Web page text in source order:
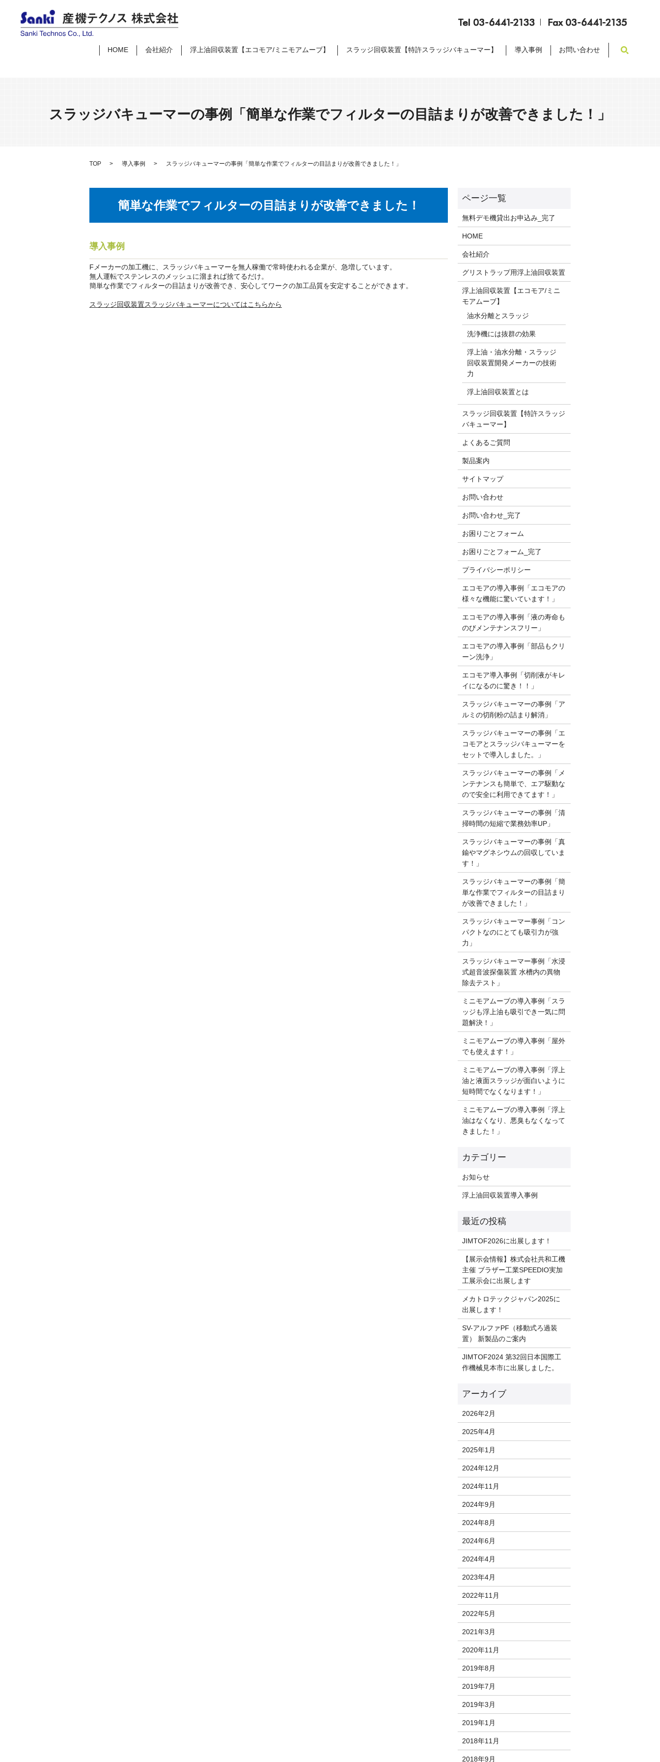
HOME 会社紹介 浮上油回収装置【エコモア/ミニモアムーブ】 スラッジ回収装置【特許スラッジバキューマー】 導入事例 お問い合わせ
スラッジバキューマーの事例「簡単な作業でフィルターの目詰まりが改善できました！」
TOP 導入事例 スラッジバキューマーの事例「簡単な作業でフィルターの目詰まりが改善できました！」
簡単な作業でフィルターの目詰まりが改善できました！
導入事例
Fメーカーの加工機に、スラッジバキューマーを無人稼働で常時使われる企業が、急増しています。
無人運転でステンレスのメッシュに溜まれば捨てるだけ。
簡単な作業でフィルターの目詰まりが改善でき、安心してワークの加工品質を安定することができます。
スラッジ回収装置スラッジバキューマーについてはこちらから
無料デモ機貸出お申込み_完了
HOME
会社紹介
グリストラップ用浮上油回収装置
浮上油回収装置【エコモア/ミニ
モアムーブ】
油水分離とスラッジ
洗浄機には抜群の効果
浮上油・油水分離・スラッジ
回収装置開発メーカーの技術
力
浮上油回収装置とは
スラッジ回収装置【特許スラッジ
バキューマー】
よくあるご質問
製品案内
サイトマップ
お問い合わせ
お問い合わせ_完了
お困りごとフォーム
お困りごとフォーム_完了
プライバシーポリシー
エコモアの導入事例「エコモアの
様々な機能に驚いています！」
エコモアの導入事例「液の寿命も
のびメンテナンスフリー」
エコモアの導入事例「部品もクリ
ーン洗浄」
エコモア導入事例「切削液がキレ
イになるのに驚き！！」
スラッジバキューマーの事例「ア
ルミの切削粉の詰まり解消」
スラッジバキューマーの事例「エ
コモアとスラッジバキューマーを
セットで導入しました。」
スラッジバキューマーの事例「メ
ンテナンスも簡単で、エア駆動な
ので安全に利用できてます！」
スラッジバキューマーの事例「清
掃時間の短縮で業務効率UP」
スラッジバキューマーの事例「真
鍮やマグネシウムの回収していま
す！」
スラッジバキューマーの事例「簡
単な作業でフィルターの目詰まり
が改善できました！」
スラッジバキューマー事例「コン
パクトなのにとても吸引力が強
力」
スラッジバキューマー事例「水浸
式超音波探傷装置 水槽内の異物
除去テスト」
ミニモアムーブの導入事例「スラ
ッジも浮上油も吸引でき一気に問
題解決！」
ミニモアムーブの導入事例「屋外
でも使えます！」
ミニモアムーブの導入事例「浮上
油と液面スラッジが面白いように
短時間でなくなります！」
ミニモアムーブの導入事例「浮上
油はなくなり、悪臭もなくなって
きました！」
お知らせ
浮上油回収装置導入事例
JIMTOF2026に出展します！
【展示会情報】株式会社共和工機
主催 ブラザー工業SPEEDIO実加
工展示会に出展します
メカトロテックジャパン2025に
出展します！
SV-アルファPF（移動式ろ過装
置） 新製品のご案内
JIMTOF2024 第32回日本国際工
作機械見本市に出展しました。
2026年2月
2025年4月
2025年1月
2024年12月
2024年11月
2024年9月
2024年8月
2024年6月
2024年4月
2023年4月
2022年11月
2022年5月
2021年3月
2020年11月
2019年8月
2019年7月
2019年3月
2019年1月
2018年11月
2018年9月